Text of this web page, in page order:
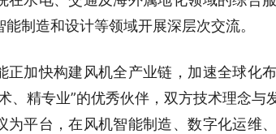
制造和设计等领域开展深层次交流。
正加快构建风机全产业链，加速全球化
、精专业”的优秀伙伴，双方技术理念与
为平台，在风机智能制造、数字化运维